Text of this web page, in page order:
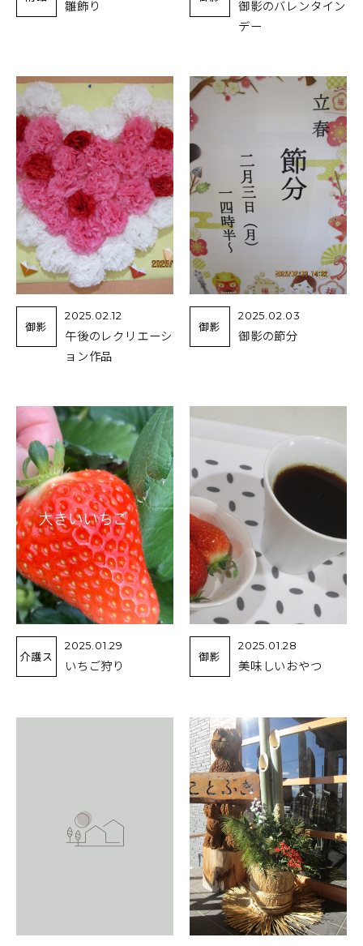
雛飾り
御影のバレンタイン
デー
御影
2025.02.12
午後のレクリエーシ
ョン作品
御影
2025.02.03
御影の節分
介護ス
2025.01.29
いちご狩り
御影
2025.01.28
美味しいおやつ